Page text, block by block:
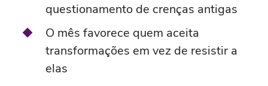
questionamento de crenças antigas
O mês favorece quem aceita
transformações em vez de resistir a
elas